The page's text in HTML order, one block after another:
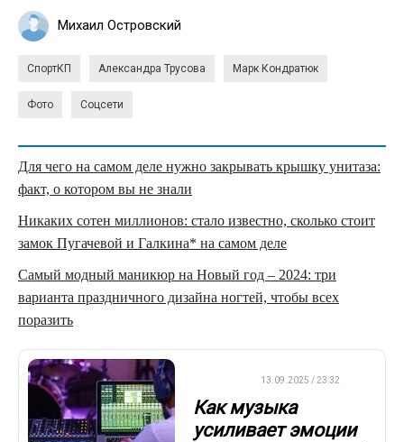
Михаил Островский
СпортКП Александра Трусова Марк Кондратюк
Фото Соцсети
Для чего на самом деле нужно закрывать крышку унитаза:
факт, о котором вы не знали
Никаких сотен миллионов: стало известно, сколько стоит
замок Пугачевой и Галкина* на самом деле
Самый модный маникюр на Новый год – 2024: три
варианта праздничного дизайна ногтей, чтобы всех
поразить
13.09.2025 / 23:32
Как музыка
усиливает эмоции